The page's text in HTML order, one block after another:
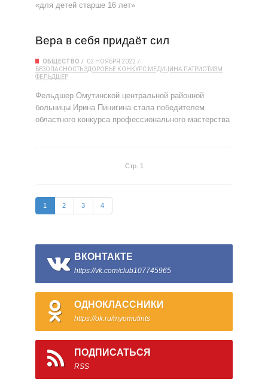
«для детей старше 16 лет»
Вера в себя придаёт сил
ОБЩЕСТВО
02 НОЯБРЯ 2022
БЕЗОПАСНОСТЬЗДОРОВЬЕ КОНКУРС МЕДИЦИНА ПАТРИОТИЗМ
ФЕЛЬДШЕР
Фельдшер Омутинской центральной районной
больницы Ирина Пинигина стала победителем
областного конкурса профессионального мастерства
Стр. 1
1 2 3 4
ВКОНТАКТЕ
https://vk.com/club107745965
ОДНОКЛАССНИКИ
https://ok.ru/myomutints
ПОДПИСАТЬСЯ
RSS